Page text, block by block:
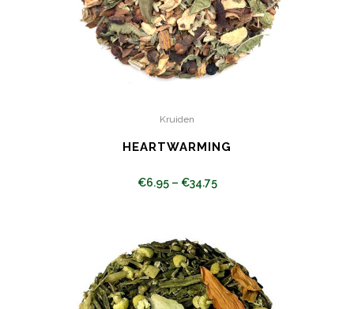
Kruiden
HEARTWARMING
€6.95– €34.75